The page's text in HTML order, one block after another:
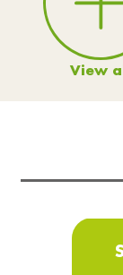
View